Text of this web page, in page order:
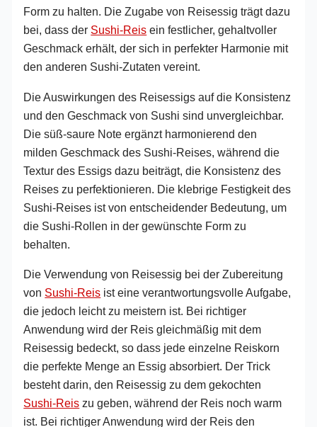
Form zu halten. Die Zugabe von Reisessig trägt dazu
bei, dass der Sushi-Reis ein festlicher, gehaltvoller
Geschmack erhält, der sich in perfekter Harmonie mit
den anderen Sushi-Zutaten vereint.
Die Auswirkungen des Reisessigs auf die Konsistenz
und den Geschmack von Sushi sind unvergleichbar.
Die süß-saure Note ergänzt harmonierend den
milden Geschmack des Sushi-Reises, während die
Textur des Essigs dazu beiträgt, die Konsistenz des
Reises zu perfektionieren. Die klebrige Festigkeit des
Sushi-Reises ist von entscheidender Bedeutung, um
die Sushi-Rollen in der gewünschte Form zu
behalten.
Die Verwendung von Reisessig bei der Zubereitung
von Sushi-Reis ist eine verantwortungsvolle Aufgabe,
die jedoch leicht zu meistern ist. Bei richtiger
Anwendung wird der Reis gleichmäßig mit dem
Reisessig bedeckt, so dass jede einzelne Reiskorn
die perfekte Menge an Essig absorbiert. Der Trick
besteht darin, den Reisessig zu dem gekochten
Sushi-Reis zu geben, während der Reis noch warm
ist. Bei richtiger Anwendung wird der Reis den